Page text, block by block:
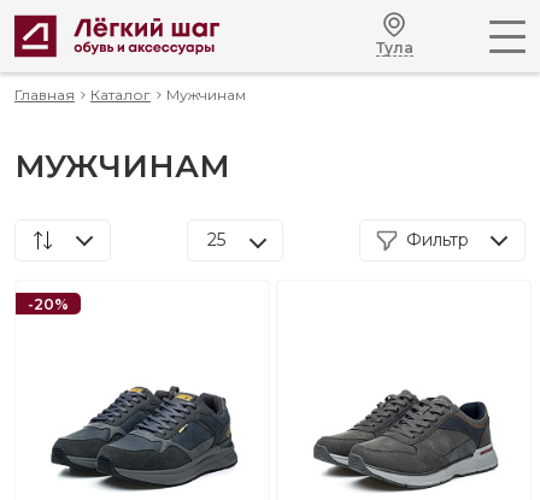
Тула
Главная Каталог Мужчинам
МУЖЧИНАМ
25 Фильтр
-20%